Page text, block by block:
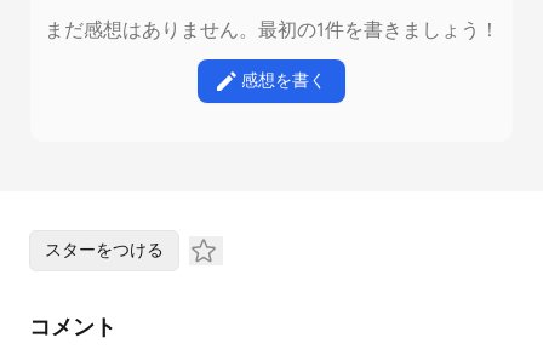
まだ感想はありません。最初の1件を書きましょう！
感想を書く
スターをつける
コメント